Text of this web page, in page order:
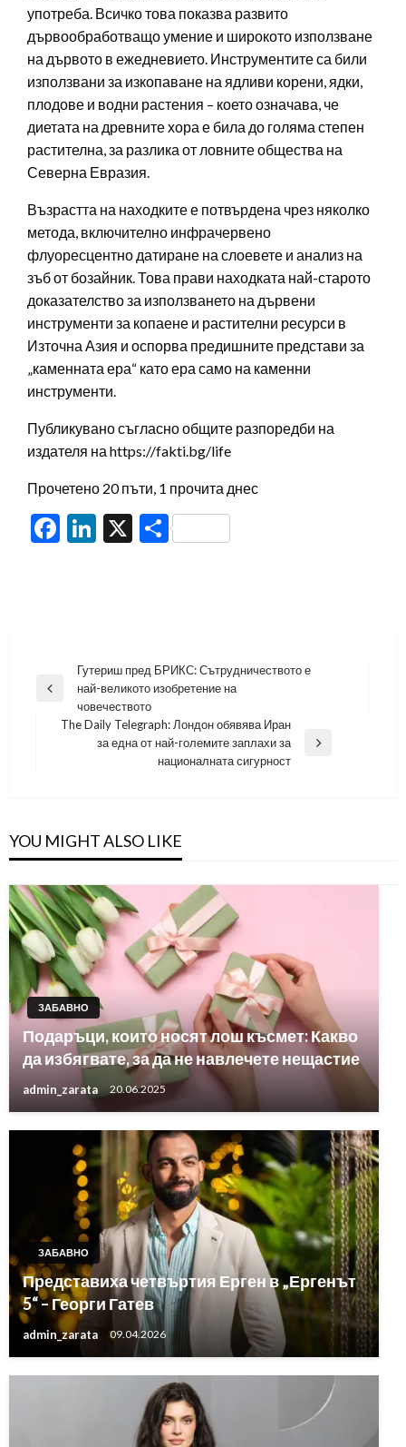
употреба. Всичко това показва развито
дървообработващо умение и широкото използване
на дървото в ежедневието. Инструментите са били
използвани за изкопаване на ядливи корени, ядки,
плодове и водни растения – което означава, че
диетата на древните хора е била до голяма степен
растителна, за разлика от ловните общества на
Северна Евразия.
Възрастта на находките е потвърдена чрез няколко
метода, включително инфрачервено
флуоресцентно датиране на слоевете и анализ на
зъб от бозайник. Това прави находката най-старото
доказателство за използването на дървени
инструменти за копаене и растителни ресурси в
Източна Азия и оспорва предишните представи за
„каменната ера“ като ера само на каменни
инструменти.
Публикувано съгласно общите разпоредби на
издателя на https://fakti.bg/life
Прочетено 20 пъти, 1 прочита днес
Facebook
LinkedIn
X Share
Навигация
Previous
Гутериш пред БРИКС: Сътрудничеството е
най-великото изобретение на
човечеството
The Daily Telegraph: Лондон обявява Иран
за една от най-големите заплахи за
националната сигурност
YOU MIGHT ALSO LIKE
ЗАБАВНО
Подаръци, които носят лош късмет: Какво
да избягвате, за да не навлечете нещастие
admin_zarata 20.06.2025
ЗАБАВНО
Представиха четвъртия Ерген в „Ергенът
5“ – Георги Гатев
admin_zarata 09.04.2026